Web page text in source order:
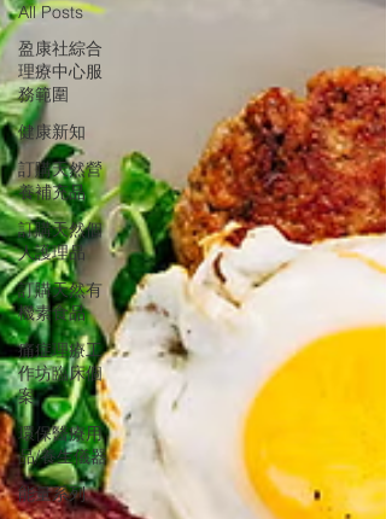
All Posts
盈康社綜合
理療中心服
務範圍
健康新知
訂購天然營
養補充品
訂購天然個
人護理品
訂購天然有
機素食品
痛症理療工
作坊臨床個
案
環保醫療用
品/養生儀器
能量系列